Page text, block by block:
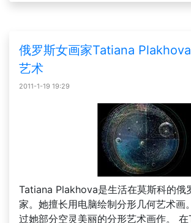
俄罗斯女画家Tatiana
艺术
2011-1-19 19:29
Tatiana Plakhova是生活在莫斯科的俄
家。她擅长用电脑绘制分形几何艺术画
过她部分空灵美丽的分形艺术画作。